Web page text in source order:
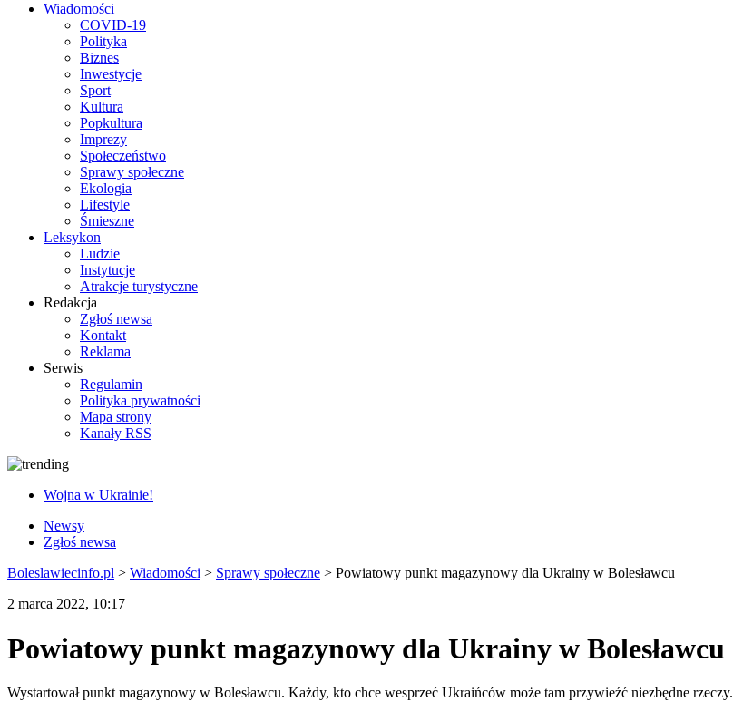
Wiadomości
COVID-19
Polityka
Biznes
Inwestycje
Sport
Kultura
Popkultura
Imprezy
Społeczeństwo
Sprawy społeczne
Ekologia
Lifestyle
Śmieszne
Leksykon
Ludzie
Instytucje
Atrakcje turystyczne
Redakcja
Zgłoś newsa
Kontakt
Reklama
Serwis
Regulamin
Polityka prywatności
Mapa strony
Kanały RSS
Wojna w Ukrainie!
Newsy
Zgłoś newsa
Boleslawiecinfo.pl > Wiadomości > Sprawy społeczne > Powiatowy punkt magazynowy dla Ukrainy w Bolesławcu
2 marca 2022, 10:17
Powiatowy punkt magazynowy dla Ukrainy w Bolesławcu
Wystartował punkt magazynowy w Bolesławcu. Każdy, kto chce wesprzeć Ukraińców może tam przywieźć niezbędne rzeczy.